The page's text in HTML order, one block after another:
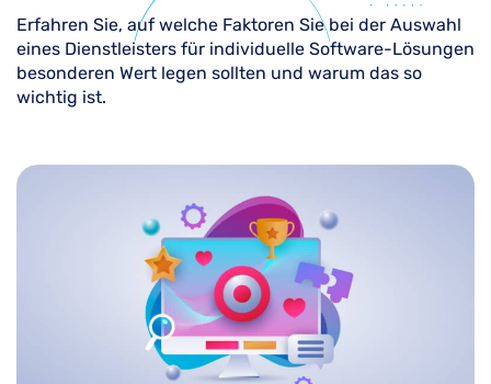
Erfahren Sie, auf welche Faktoren Sie bei der Auswahl
eines Dienstleisters für individuelle Software-Lösungen
besonderen Wert legen sollten und warum das so
wichtig ist.